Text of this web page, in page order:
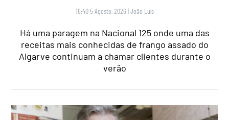
16:40 5 Agosto, 2026 |João Luís
Há uma paragem na Nacional 125 onde uma das
receitas mais conhecidas de frango assado do
Algarve continuam a chamar clientes durante o
verão